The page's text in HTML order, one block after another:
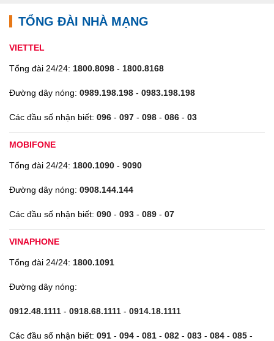
TỔNG ĐÀI NHÀ MẠNG
VIETTEL
Tổng đài 24/24: 1800.8098 - 1800.8168
Đường dây nóng: 0989.198.198 - 0983.198.198
Các đầu số nhận biết: 096 - 097 - 098 - 086 - 03
MOBIFONE
Tổng đài 24/24: 1800.1090 - 9090
Đường dây nóng: 0908.144.144
Các đầu số nhận biết: 090 - 093 - 089 - 07
VINAPHONE
Tổng đài 24/24: 1800.1091
Đường dây nóng:
0912.48.1111 - 0918.68.1111 - 0914.18.1111
Các đầu số nhận biết: 091 - 094 - 081 - 082 - 083 - 084 - 085 -